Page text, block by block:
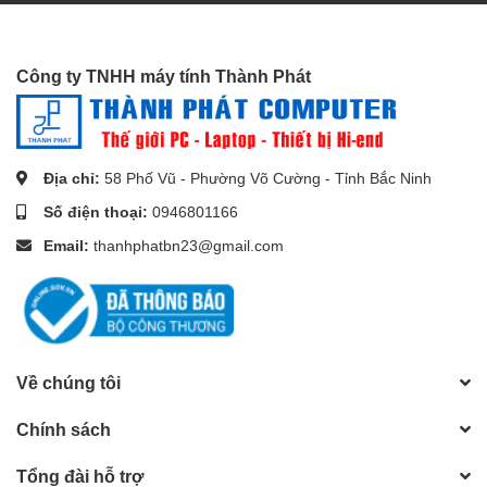
Hỗ trợ sạc nhanh với dòng lên tới 2,4A
Tương thích với Samsung, Nokia, HTC, Motorola, LG, điện thoại
Công ty TNHH máy tính Thành Phát
Địa chỉ: 58 Phố Vũ - Phường Võ Cường - Tỉnh Bắc Ninh
Số điện thoại: 0946801166
Email: thanhphatbn23@gmail.com
Về chúng tôi
Chính sách
Tổng đài hỗ trợ